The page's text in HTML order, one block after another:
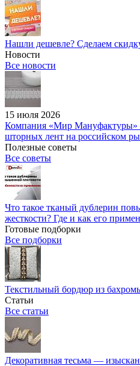
Нашли дешевле? Сделаем
Новости
Все новости
15 июля 2026
Компания «Мир
шторных лент на российском
Полезные советы
Все советы
Что такое тканый дублерин
жесткости? Где и как его
Готовые подборки
Все подборки
Текстильный бордюр из
Статьи
Все статьи
Декоративная тесьма —